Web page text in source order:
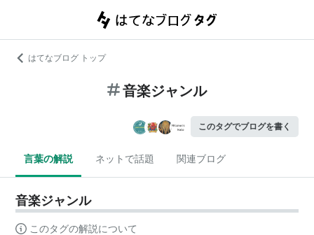
はてなブログ トップ
音楽ジャンル
このタグでブログを書く
言葉の解説 ネットで話題 関連ブログ
音楽ジャンル
このタグの解説について